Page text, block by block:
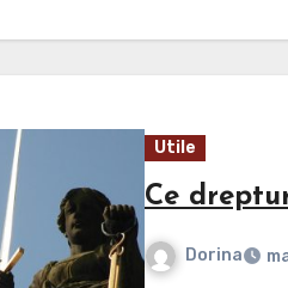
Utile
Ce
Dorina